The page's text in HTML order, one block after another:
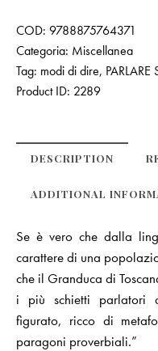
COD: 9788875764371
Categoria: Miscellanea
Tag: modi di dire, PARLARE
Product ID: 2289
DESCRIPTION
ADDITIONAL
Se è vero che dalla
carattere di una
che il Granduca di
i più schietti parlatori
figurato, ricco di
paragoni proverbiali.”